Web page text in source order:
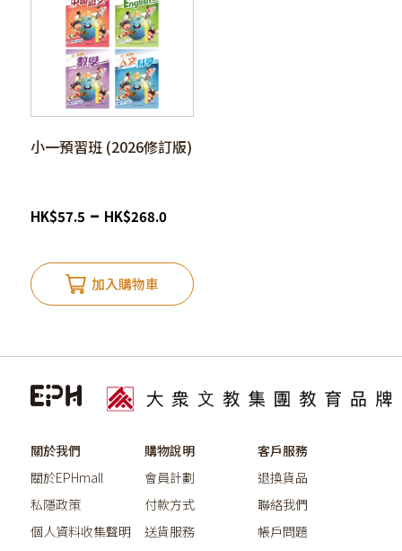
小一預習班 (2026修訂版)
HK$57.5 – HK$268.0
加入購物車
關於我們
關於EPHmall
私隱政策
個人資料收集聲明
購物說明
會員計劃
付款方式
送貨服務
客戶服務
退換貨品
聯絡我們
帳戶問題